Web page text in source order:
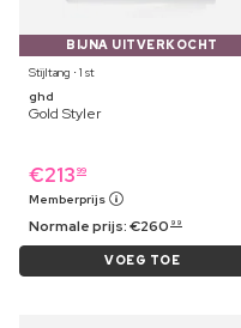
BIJNA UITVERKOCHT
Stijltang ⋅ 1 st
ghd
Gold Styler
€213 99
Memberprijs
Normale prijs:€260 99
VOEG TOE